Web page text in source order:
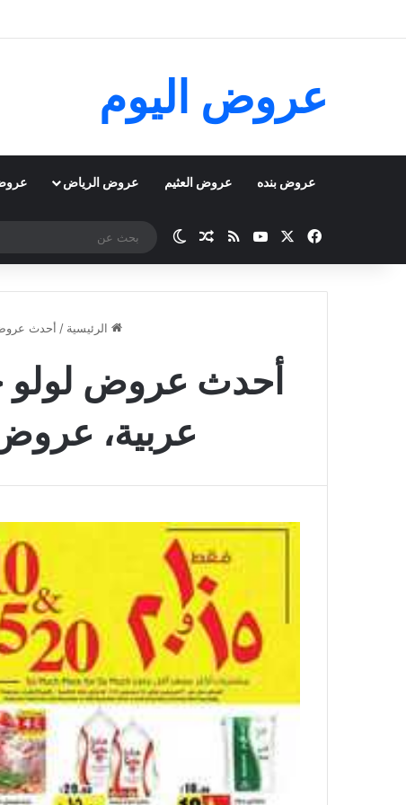
عروض اليوم
عروض بنده عروض العثيم عروض الرياض
فيسبوك ‫YouTubeملخص الموقع RSS
مقال عشوائي
الوضع المظلم
الرئيسية / أحدث
أحدث عروض لولو
عربية،